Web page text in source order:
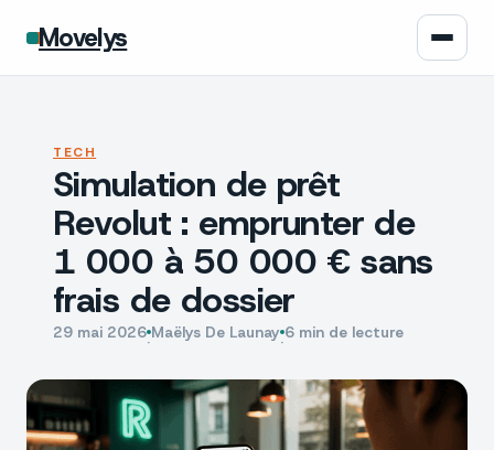
Movelys
Moto
Assurance
Écologie
TECH
Simulation de prêt
Revolut : emprunter de
1 000 à 50 000 € sans
frais de dossier
29 mai 2026·Maëlys De Launay·6 min de lecture